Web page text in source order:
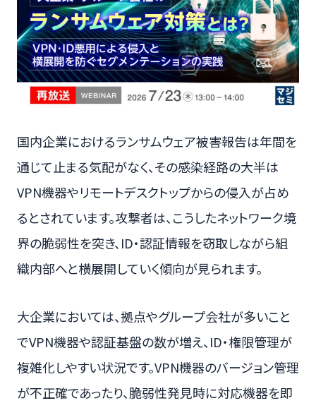
国内企業におけるランサムウェア被害報告は年間を
通じて止まる気配がなく、その感染経路の大半は
VPN機器やリモートデスクトップからの侵入が占め
るとされています。攻撃者は、こうしたネットワーク境
界の脆弱性を突き、ID・認証情報を窃取しながら組
織内部へと横展開していく傾向が見られます。
大企業においては、拠点やグループ会社が多いこと
でVPN機器や認証基盤の数が増え、ID・権限管理が
複雑化しやすい状況です。VPN機器のバージョン管理
が不正確であったり、脆弱性発見時に対応機器を即